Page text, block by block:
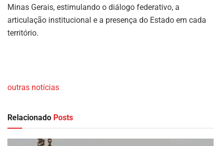
Minas Gerais, estimulando o diálogo federativo, a
articulação institucional e a presença do Estado em cada
território.
outras notícias
Relacionado Posts